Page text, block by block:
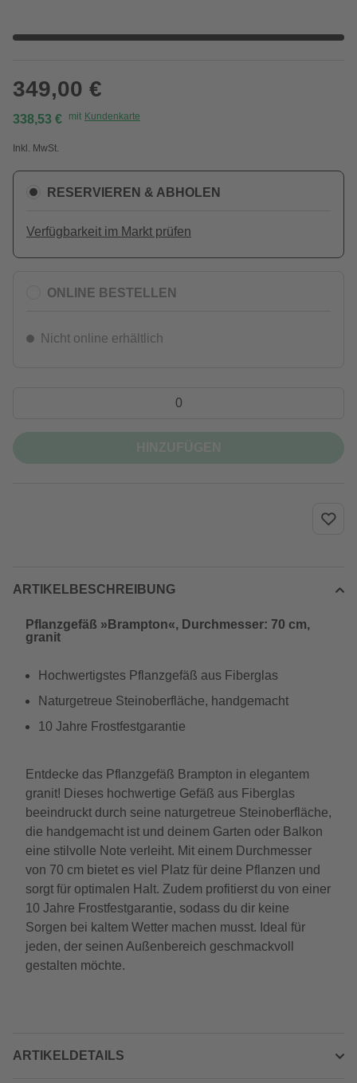
349,00 €
338,53 € mit Kundenkarte
Inkl. MwSt.
RESERVIEREN & ABHOLEN
Verfügbarkeit im Markt prüfen
ONLINE BESTELLEN
Nicht online erhältlich
ARTIKELBESCHREIBUNG
Pflanzgefäß »Brampton«, Durchmesser: 70 cm,
granit
Hochwertigstes Pflanzgefäß aus Fiberglas
Naturgetreue Steinoberfläche, handgemacht
10 Jahre Frostfestgarantie
Entdecke das Pflanzgefäß Brampton in elegantem
granit! Dieses hochwertige Gefäß aus Fiberglas
beeindruckt durch seine naturgetreue Steinoberfläche,
die handgemacht ist und deinem Garten oder Balkon
eine stilvolle Note verleiht. Mit einem Durchmesser
von 70 cm bietet es viel Platz für deine Pflanzen und
sorgt für optimalen Halt. Zudem profitierst du von einer
10 Jahre Frostfestgarantie, sodass du dir keine
Sorgen bei kaltem Wetter machen musst. Ideal für
jeden, der seinen Außenbereich geschmackvoll
gestalten möchte.
ARTIKELDETAILS